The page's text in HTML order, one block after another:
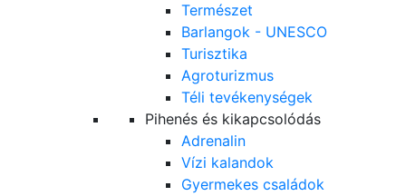
Természet
Barlangok - UNESCO
Turisztika
Agroturizmus
Téli tevékenységek
Pihenés és kikapcsolódás
Adrenalin
Vízi kalandok
Gyermekes családok